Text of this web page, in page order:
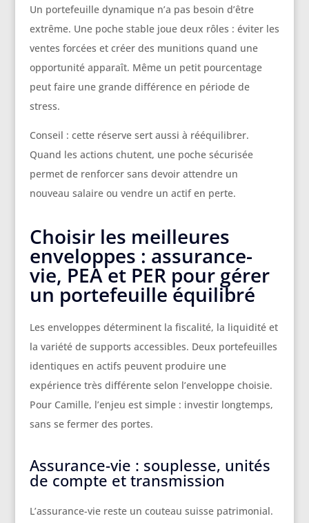
Un portefeuille dynamique n’a pas besoin d’être
extrême. Une poche stable joue deux rôles : éviter les
ventes forcées et créer des munitions quand une
opportunité apparaît. Même un petit pourcentage
peut faire une grande différence en période de
stress.
Conseil : cette réserve sert aussi à rééquilibrer.
Quand les actions chutent, une poche sécurisée
permet de renforcer sans devoir attendre un
nouveau salaire ou vendre un actif en perte.
Choisir les meilleures
enveloppes : assurance-
vie, PEA et PER pour gérer
un portefeuille équilibré
Les enveloppes déterminent la fiscalité, la liquidité et
la variété de supports accessibles. Deux portefeuilles
identiques en actifs peuvent produire une
expérience très différente selon l’enveloppe choisie.
Pour Camille, l’enjeu est simple : investir longtemps,
sans se fermer des portes.
Assurance-vie : souplesse, unités
de compte et transmission
L’assurance-vie reste un couteau suisse patrimonial.